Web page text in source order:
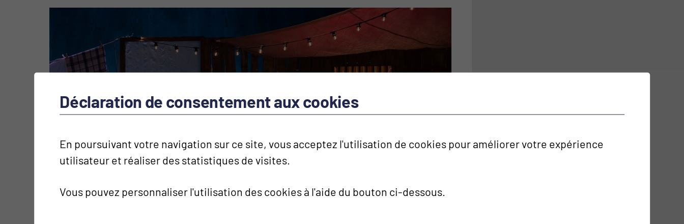
Déclaration de consentement aux cookies
En poursuivant votre navigation sur ce site, vous acceptez l'utilisation de cookies pour améliorer votre expérience
utilisateur et réaliser des statistiques de visites.
Vous pouvez personnaliser l'utilisation des cookies à l'aide du bouton ci-dessous.